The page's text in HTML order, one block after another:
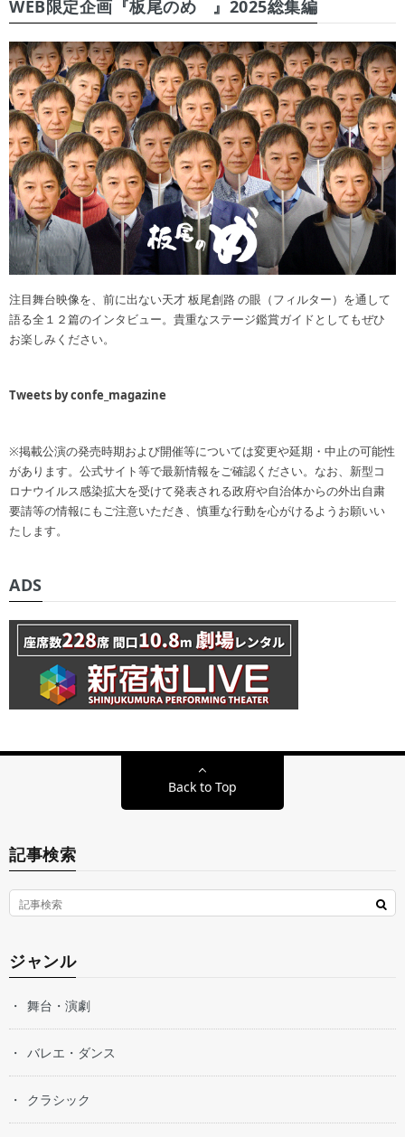
WEB限定企画『板尾のめ゙』2025総集編
注目舞台映像を、前に出ない天才 板尾創路 の眼（フィルター）を通して
語る全１２篇のインタビュー。貴重なステージ鑑賞ガイドとしてもぜひ
お楽しみください。
Tweets by confe_magazine
※掲載公演の発売時期および開催等については変更や延期・中止の可能性
があります。公式サイト等で最新情報をご確認ください。なお、新型コ
ロナウイルス感染拡大を受けて発表される政府や自治体からの外出自粛
要請等の情報にもご注意いただき、慎重な行動を心がけるようお願いい
たします。
ADS
Back to Top
記事検索
ジャンル
舞台・演劇
バレエ・ダンス
クラシック